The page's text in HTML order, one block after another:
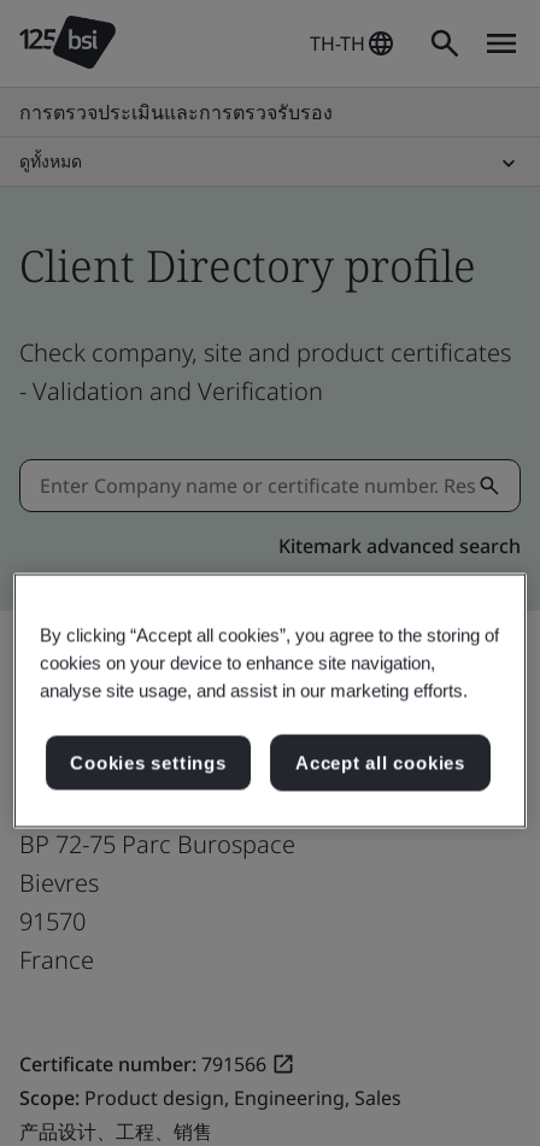
TH-TH
การตรวจประเมินและการตรวจรับรอง
ดูทั้งหมด
Client Directory profile
Check company, site and product certificates
- Validation and Verification
Kitemark advanced search
แชร์: อัปเกรด
BP 72-75 Parc Burospace
Bievres
91570
France
Certificate number:791566
Scope: Product design, Engineering, Sales
产品设计、工程、销售
By clicking “Accept all cookies”, you agree to the storing of
cookies on your device to enhance site navigation,
analyse site usage, and assist in our marketing efforts.
Cookies settings Accept all cookies